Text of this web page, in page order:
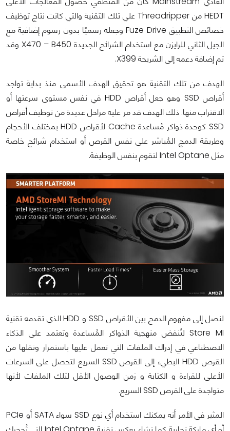
HEDT من Threadripper علي تلك التقنية والتي كانت نتاج توظيف
خصائص التطبيق Fuze Drive وجعله رسميًا بدون رسوم إضافية مع
الجيل الثاني للرايزن مع استخدام الشرائح الجديدة X470 – B450 وقد
تم إضافة دعمه إلى الشريحة X399.
الهدف من تلك التقنية هو تحقيق الهدف الأسمى منذ بداية تواجد
أقراص SSD وهو جعل أقراص HDD في نفس مستوى سرعتها أو
الاقتراب منها. ذلك الهدف قد مر عليه مراحل عديدة من توظيف أقراص
SSD كوحدة ذواكر مُساعدة Cache لأقراص HDD بمختلف الأحجام
وطريقة الدمج المُباشر على نفس القرص أو استخدام شرائح خاصة
مثل Intel Optane لتقوم بنفس الوظيفة.
لنصل إلى مفهوم الدمج بين الأقراص SSD و HDD الذي تقدمه تقنية
Store MI لتُنفض منهجية الذواكر المُساعدة وتعتمد على الذكاء
الاصطناعي في إدراك الملفات التي تعمل عليها باستمرار ونقلها من
القرص HDD البطيء إلى القرص SSD السريع لتحصل على السرعات
الأعلى للقراءة و الكتابة و زمن الوصول الأقل لتلك الملفات لأنها
متواجدة على القرص SSD السريع.
المثير في الأمر أنه يمكنك استخدام أي نوع SSD سواء SATA أو PCIe